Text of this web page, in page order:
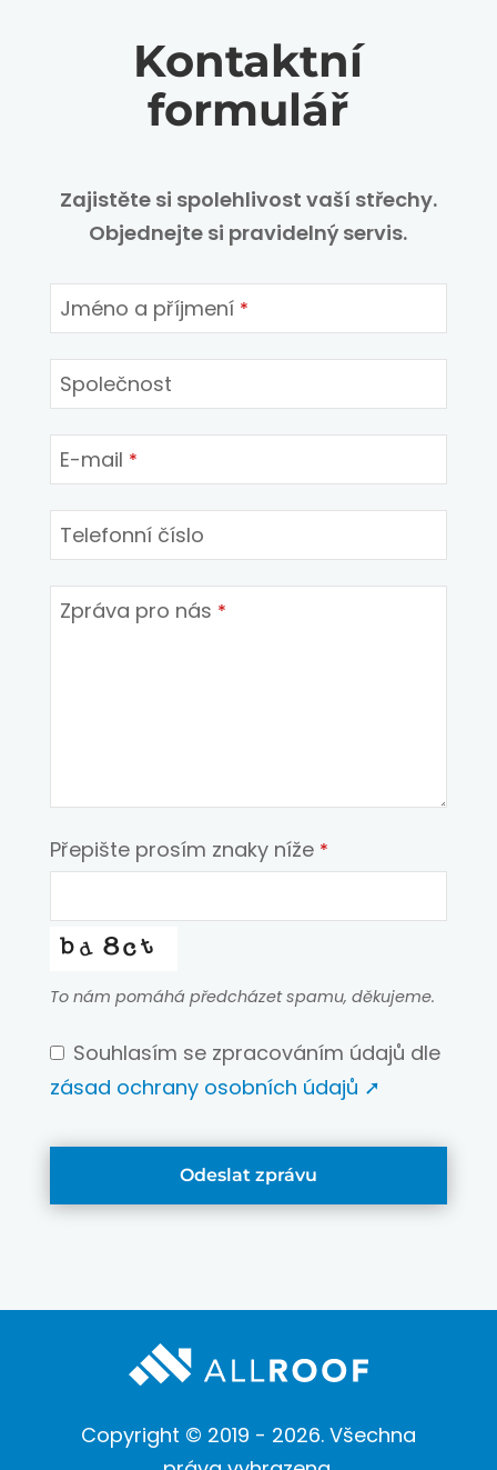
Kontaktní
formulář
Zajistěte si spolehlivost vaší střechy.
Objednejte si pravidelný servis.
Jméno a příjmení *
Společnost
E-mail *
Telefonní číslo
Zpráva pro nás *
Přepište prosím znaky níže *
To nám pomáhá předcházet spamu, děkujeme.
Souhlasím se zpracováním údajů dle
zásad ochrany osobních údajů ➚
Odeslat zprávu
should
Copyright © 2019 - 2026. Všechna